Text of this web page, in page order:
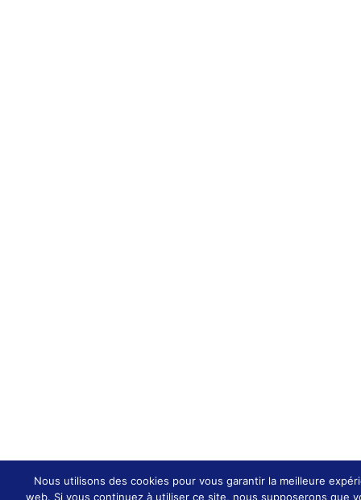
Nous utilisons des cookies pour vous garantir la meilleure
web. Si vous continuez à utiliser ce site, nous supposerons que